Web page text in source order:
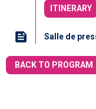
ITINERARY
Salle de
BACK TO PROGRAM